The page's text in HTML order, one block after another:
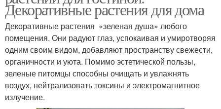
Декоративные растения для дома
Декоративные растения «зеленая душа» любого
помещения. Они радуют глаз, успокаивая и умиротворяя
одним своим видом, добавляют пространству свежести,
органичности и уюта. Помимо эстетической пользы,
зеленые питомцы способны очищать и увлажнять
воздух, нейтрализовать токсины и электромагнитное
излучение.